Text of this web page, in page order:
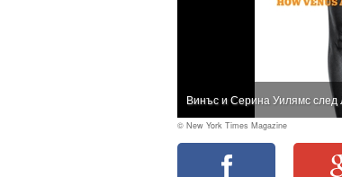
Винъс и Серина Уилямс след
© New York Times Magazine